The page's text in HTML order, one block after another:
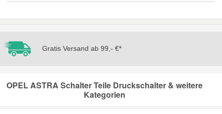
Gratis Versand ab 99,- €*
OPEL ASTRA Schalter Teile Druckschalter & weitere
Kategorien
Seat Ersatzteile
Smart Ersatzteile